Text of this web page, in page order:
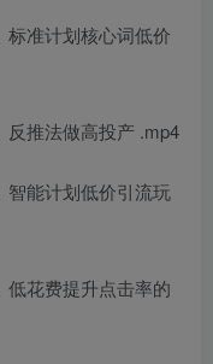
标准计划核心词低价
反推法做高投产 .mp4
智能计划低价引流玩
低花费提升点击率的